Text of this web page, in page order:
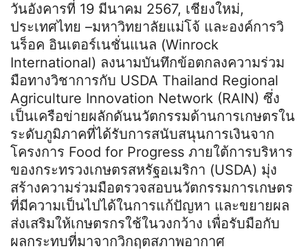
วันอังคารที่ 19 มีนาคม 2567, เชียงใหม่,
ประเทศไทย –มหาวิทยาลัยแม่โจ้ และองค์การวิ
นร็อค อินเตอร์เนชั่นแนล (Winrock
International) ลงนามบันทึกข้อตกลงความร่วม
มือทางวิชาการกับ USDA Thailand Regional
Agriculture Innovation Network (RAIN) ซึ่ง
เป็นเครือข่ายผลักดันนวัตกรรมด้านการเกษตรใน
ระดับภูมิภาคที่ได้รับการสนับสนุนการเงินจาก
โครงการ Food for Progress ภายใต้การบริหาร
ของกระทรวงเกษตรสหรัฐอเมริกา (USDA) มุ่ง
สร้างความร่วมมือตรวจสอบนวัตกรรมการเกษตร
ที่มีความเป็นไปได้ในการแก้ปัญหา และขยายผล
ส่งเสริมให้เกษตรกรใช้ในวงกว้าง เพื่อรับมือกับ
ผลกระทบที่มาจากวิกฤตสภาพอากาศ